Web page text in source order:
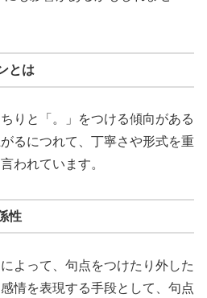
とは
りと「。」をつける傾向がある
るにつれて、丁寧さや形式を重
われています。
性
よって、句点をつけたり外した
情を表現する手段として、句点